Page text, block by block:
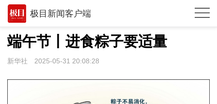
极目新闻客户端
推荐
观点
端午节丨进食粽子要适量
新华社 2025-05-31 20:08:28